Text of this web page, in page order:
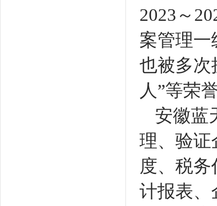
2023～
案管理一
也被多次
人”等荣
安徽蓝
理、验证
度、税
计报表、